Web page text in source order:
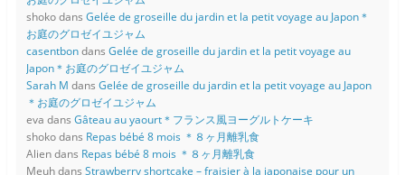
shokodans Gelée de groseille du jardin et la petit voyage au Japon＊
お庭のグロゼイユジャム
casentbondans Gelée de groseille du jardin et la petit voyage au
Japon＊お庭のグロゼイユジャム
Sarah M dans Gelée de groseille du jardin et la petit voyage au Japon
＊お庭のグロゼイユジャム
eva dans Gâteau au yaourt＊フランス風ヨーグルトケーキ
shokodans Repas bébé 8 mois ＊８ヶ月離乳食
Aliendans Repas bébé 8 mois ＊８ヶ月離乳食
Meuhdans Strawberry shortcake – fraisier à la japonaise pour un